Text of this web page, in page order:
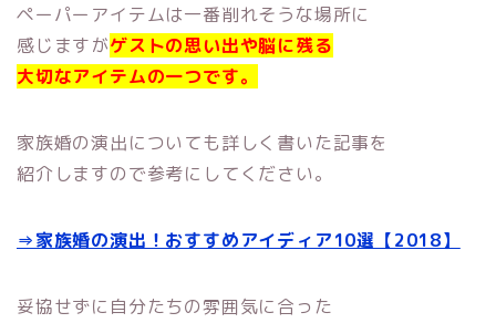
ペーパーアイテムは一番削れそうな場所に
感じますがゲストの思い出や脳に残る
大切なアイテムの一つです。
家族婚の演出についても詳しく書いた記事を
紹介しますので参考にしてください。
⇒家族婚の演出！おすすめアイディア10選【2018】
妥協せずに自分たちの雰囲気に合った